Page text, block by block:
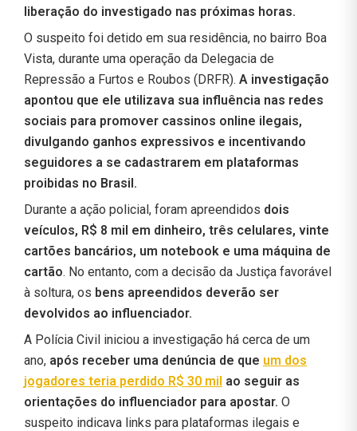
liberação do investigado nas próximas horas.
O suspeito foi detido em sua residência, no bairro Boa
Vista, durante uma operação da Delegacia de
Repressão a Furtos e Roubos (DRFR). A investigação
apontou que ele utilizava sua influência nas redes
sociais para promover cassinos online ilegais,
divulgando ganhos expressivos e incentivando
seguidores a se cadastrarem em plataformas
proibidas no Brasil.
Durante a ação policial, foram apreendidos dois
veículos, R$ 8 mil em dinheiro, três celulares, vinte
cartões bancários, um notebook e uma máquina de
cartão. No entanto, com a decisão da Justiça favorável
à soltura, os bens apreendidos deverão ser
devolvidos ao influenciador.
A Polícia Civil iniciou a investigação há cerca de um
ano, após receber uma denúncia de que um dos
jogadores teria perdido R$ 30 mil ao seguir as
orientações do influenciador para apostar. O
suspeito indicava links para plataformas ilegais e